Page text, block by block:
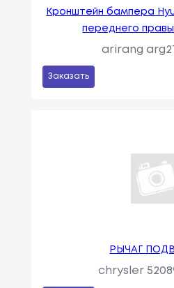
Кронштейн бампера
переднего
arirang
Заказать
РЫЧАГ
chrysler